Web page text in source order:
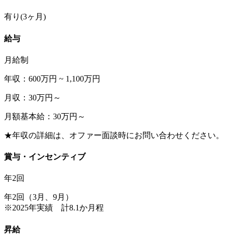
有り(3ヶ月)
給与
月給制
年収：600万円 ~ 1,100万円
月収：30万円～
月額基本給：30万円～
★年収の詳細は、オファー面談時にお問い合わせください。
賞与・インセンティブ
年2回
年2回（3月、9月）
※2025年実績 計8.1か月程
昇給